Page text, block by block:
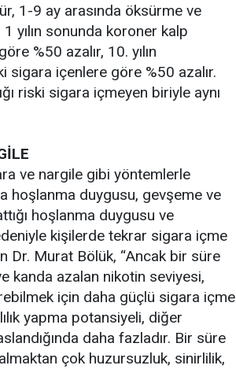
1-9 ay arasında öksürme ve
yılın sonunda koroner kalp
%50 azalır, 10. yılın
içenlere göre %50 azalır.
riski sigara içmeyen biriyle aynı
ve nargile gibi yöntemlerle
hoşlanma duygusu, gevşeme ve
hoşlanma duygusu ve
kişilerde tekrar sigara içme
Dr. Murat Bölük, “Ancak bir süre
kanda azalan nikotin seviyesi,
için daha güçlü sigara içme
yapma potansiyeli, diğer
daha fazladır. Bir süre
çok huzursuzluk, sinirlilik,